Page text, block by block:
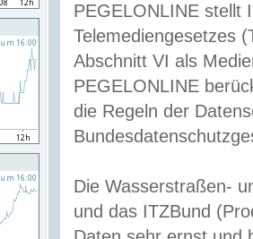
PEGELONLINE stellt
Telemediengesetzes
Abschnitt VI als
PEGELONLINE
die Regeln der
Die Wasserstraßen-
und das ITZBund